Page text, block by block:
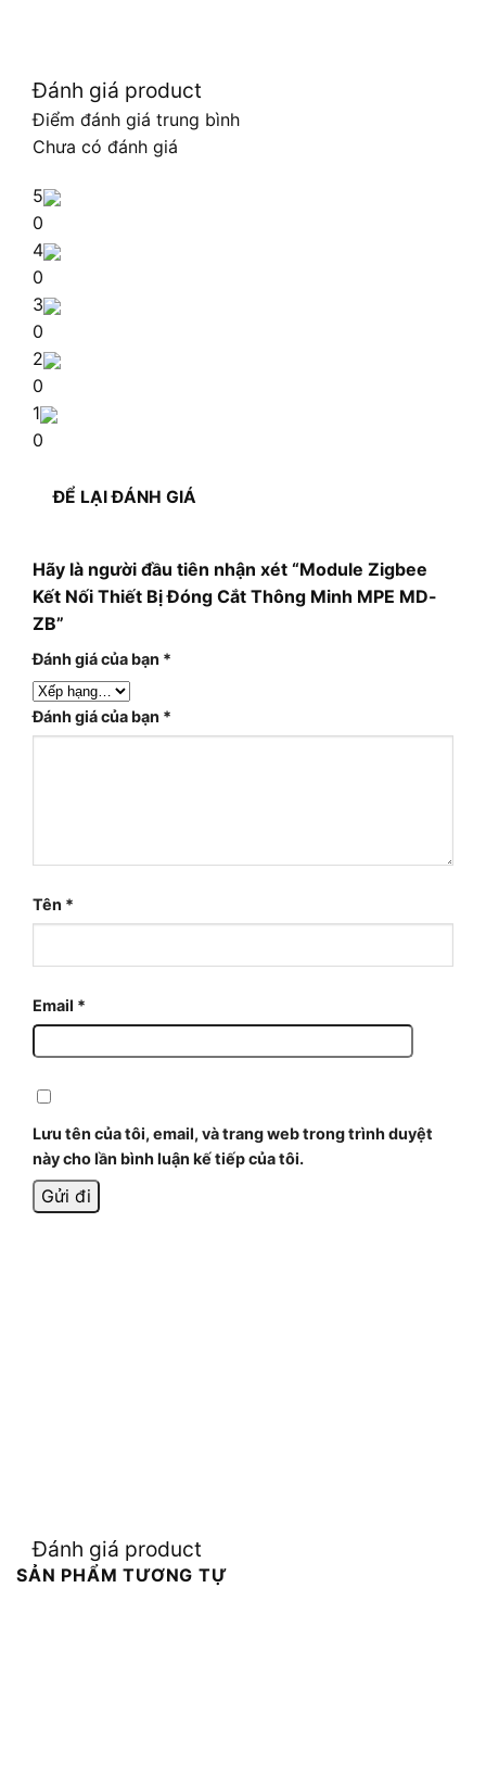
Đánh giá product
Điểm đánh giá trung bình
Chưa có đánh giá
5
0
4
0
3
0
2
0
1
0
ĐỂ LẠI ĐÁNH GIÁ
Hãy là người đầu tiên nhận xét “Module Zigbee
Kết Nối Thiết Bị Đóng Cắt Thông Minh MPE MD-
ZB”
Đánh giá của bạn *
Đánh giá của bạn *
Tên *
Email *
Lưu tên của tôi, email, và trang web trong trình duyệt
này cho lần bình luận kế tiếp của tôi.
Đánh giá product
SẢN PHẨM TƯƠNG TỰ